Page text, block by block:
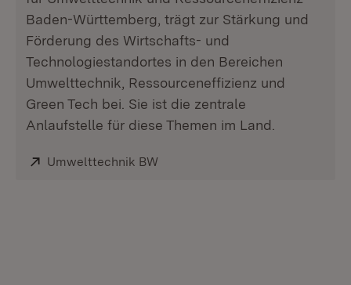
Baden-Württemberg, trägt zur Stärkung und
Förderung des Wirtschafts- und
Technologiestandortes in den Bereichen
Umwelttechnik, Ressourceneffizienz und
Green Tech bei. Sie ist die zentrale
Anlaufstelle für diese Themen im Land.
Extern:
Umwelttechnik BW(Öffnet in neuem Fenster)